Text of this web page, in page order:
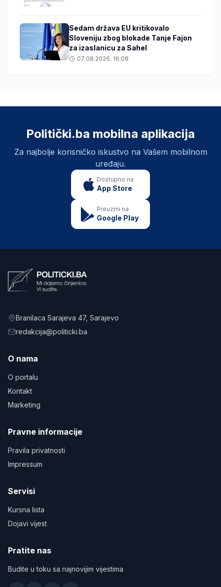
Sedam država EU kritikovalo
Sloveniju zbog blokade Tanje Fajon
za izaslanicu za Sahel
07.08.2026. 16:08
Politički.ba mobilna aplikacija
Za najbolje korisničko iskustvo na Vašem mobilnom
uređaju.
Dostupno na
App Store
Preuzmi na
Google Play
Branilaca Sarajeva 47, Sarajevo
redakcija@politicki.ba
O nama
O portalu
Kontakt
Marketing
Pravne informacije
Pravila privatnosti
Impressum
Servisi
Kursna lista
Dojavi vijest
Pratite nas
Budite u toku sa najnovijim vijestima